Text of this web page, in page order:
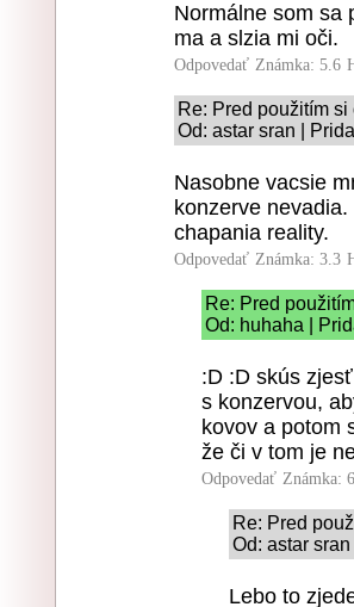
Normálne som sa
ma a slzia mi oči.
Odpovedať Známka: 5.6
Re: Pred použitím
Od: astar sran |
Nasobne vacsie
konzerve
chapania reality.
Odpovedať Známka: 3.3
Re: Pred
Od: huhaha |
:D :D skús
s konzervou,
kovov a potom
že či v tom je
Odpovedať Známka:
Re: Pred
Od: astar
Lebo to